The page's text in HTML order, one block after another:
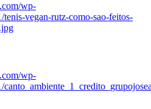
wp-
tenis-vegan-rutz-como-sao-feitos-
wp-